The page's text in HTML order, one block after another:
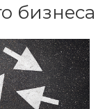
бизнеса